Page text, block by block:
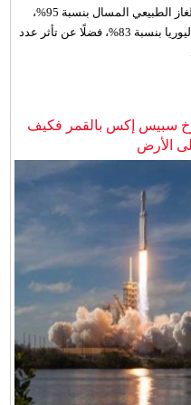
التجارة العالمية، مع تراجع صادرات الغاز الطبيعي المسال بنسبة 95%،
إلى جانب انخفاض صادرات أسمدة اليوريا بنسبة 83%، فضلًا عن تأثر عدد
سبيس إكس بالقمر فكيف
الأرض